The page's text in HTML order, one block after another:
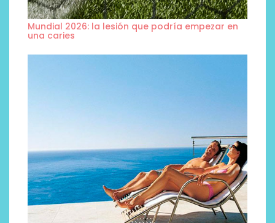
Mundial 2026: la lesión que podría empezar en
una caries